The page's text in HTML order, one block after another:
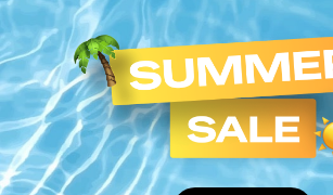
SUMMER SALE 2026
ATÉ63%DE
SUMMER SALE 2026ATÉ63%DE
SUMMER SALE 2026ATÉ63% DE